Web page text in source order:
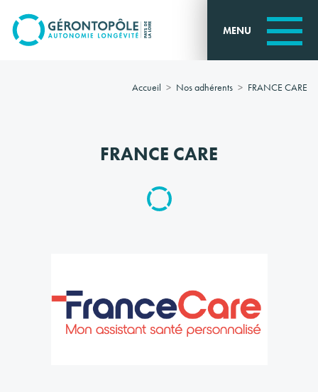
Go to
main
content MENU
Accueil Nos adhérents FRANCE CARE
FRANCE CARE